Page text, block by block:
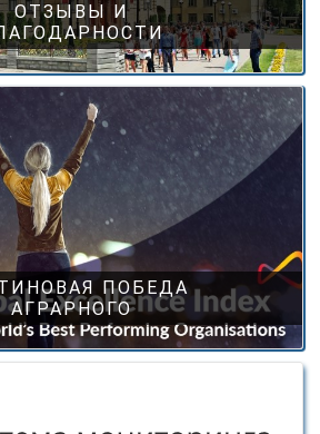
ОТЗЫВЫ И
ПОБЕДА
АГРАРНОГО